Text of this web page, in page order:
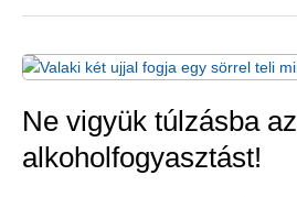
Ne vigyük túlzásba az
alkoholfogyasztást!